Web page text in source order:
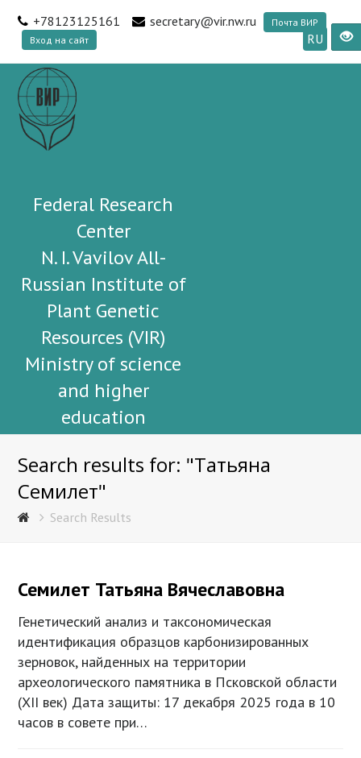
+78123125161 secretary@vir.nw.ru
Почта ВИР
Вход на сайт
RU
Federal Research
Center
N. I. Vavilov All-
Russian Institute of
Plant Genetic
Resources (VIR)
Ministry of science
and higher
education
Search results for: "Татьяна
Семилет"
Search Results
Семилет Татьяна Вячеславовна
Генетический анализ и таксономическая
идентификация образцов карбонизированных
зерновок, найденных на территории
археологического памятника в Псковской области
(XII век) Дата защиты: 17 декабря 2025 года в 10
часов в совете при…